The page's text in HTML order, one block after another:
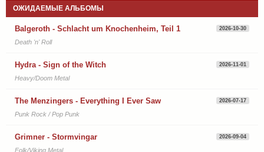
ОЖИДАЕМЫЕ АЛЬБОМЫ
Balgeroth - Schlacht um Knochenheim, Teil 1 2026-10-30
Death 'n' Roll
Hydra - Sign of the Witch 2026-11-01
Heavy/Doom Metal
The Menzingers - Everything I Ever Saw 2026-07-17
Punk Rock / Pop Punk
Grimner - Stormvingar 2026-09-04
Folk/Viking Metal